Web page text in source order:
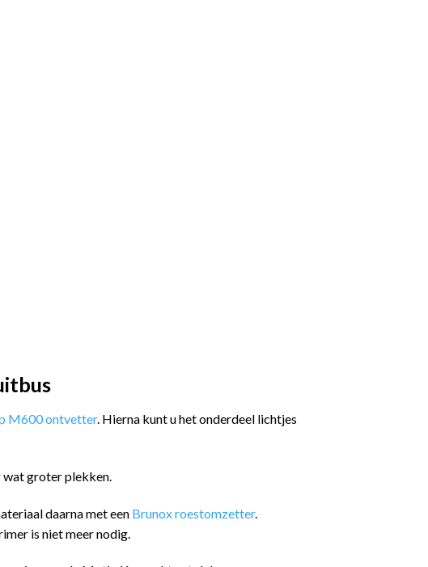
M600 ontvetter. Hierna kunt u het onderdeel lichtjes
wat groter plekken.
daarna met een Brunox roestomzetter.
is niet meer nodig.